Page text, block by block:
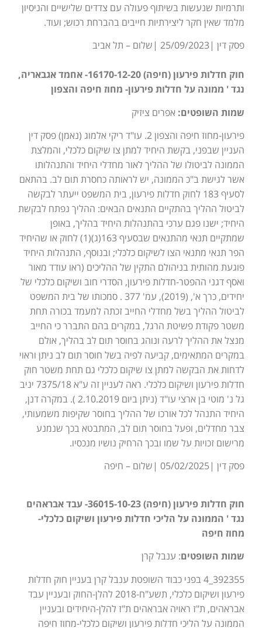
ותרמיות שנעשות בשיתוף פעולה עם צדדים שלישיים והניסיון
מלמד שאין חקר ליצירתיות חייבים בהברחת רכוש; ועוד.
פסק דין |25/09/2023 |שלום – תל אביב
חוק חדלות פירעון (חיפה) 16170-12-20- אחמד אגבאריה,
נגד ' ממונה על חדלות פירעון- מחוז חיפה והצפון
שמות השופטים: אפרים ציזיק
פירעון-מחוז חיפה והצפון 2. עו"ד ריקי אלמוג (נאמן) פסק דין
העניין שבפני, בקשת היחיד למתן צו שיקום כלכלי, והמלצת
הממונה לביטולו של ההליך לאור מחדלי היחיד והתנהלותו
אשר לגישת ב"כ הממונה, יש לראותה כחסרת תום לב. בהתאם
לסעיף 183 לחוק חדלות פירעון, בית המשפט ייעתר לבקשה
לביטול ההליך בהתקיים התנאים הבאים: ההליך נפתח לבקשת
היחיד; ישנו פגם ערכי בהתנהלות היחיד בהליך, באופן
שמתקיים תנאי מהתנאים שבסעיף 163(ג)(1) לחוק או שהיחיד
הפר תנאי מתנאי הצו לשיקום כלכלי; ובנוסף, התנהלות היחיד
פוגעת מהותית בניהולם התקין של ההליכים (ראו עודד מאור
ואסף דגני ההפטר-חדלות פירעון, הסדרי חוב ושיקום כלכלי של
יחידים, כרך א', (2019), עמ' 377 . סמכותו של בית המשפט
לביטול ההליך בשל מחדלי החייב זכתה למעמד בכורה תחת
משטר פקודת פשיטת הרגל, במקרים בהם התברר כי החייב
מנצל את ההליך לרעה ונוהג בחוסר תום לב בהליך, אולם
במקרים המתאימים, קביעה לפיה בשל חוסר תום לב ניתן וראוי
לדחות את הבקשה למתן צו שיקום כלכלי גם תחת משטר חוק
חדלות פירעון ושיקום כלכלי. ראה לעניין זה ע"א 7375/18 יניב
גל נ' מוטי בן ארצי עו"ד (ניתן ביום 2.10.2019 ). במקרה דנן,
היחיד התנהל לכל אורכו של ההליך בחוסר שקיפות משמעותי,
צבר מחדלים, ופעל בחוסר תום לב, המתבטא בכך שנמנע
מרישום זכויות על שמו ובכך הרחיק נושיו מנכסיו.
פסק דין |05/02/2025 |שלום – חיפה
חוק חדלות פירעון (חיפה) 36015-10-23- עבד אבראהים
נגד ' הממונה על הליכי חדלות פירעון ושיקום כלכלי-
מחוז חיפה
שמות השופטים: ענבל קרן
392355_4 בפני כבוד השופטת ענבל קרן בעניין חוק חדלות
פירעון ושיקום כלכלי, תשע"ח-2018 להלן-החוק ובעניין עבד
אבראהים, ת"ז ראויה אבראהים ת"ז להלן-היחידים ובעניין
הממונה על הליכי חדלות פירעון ושיקום כלכלי-מחוז חיפה